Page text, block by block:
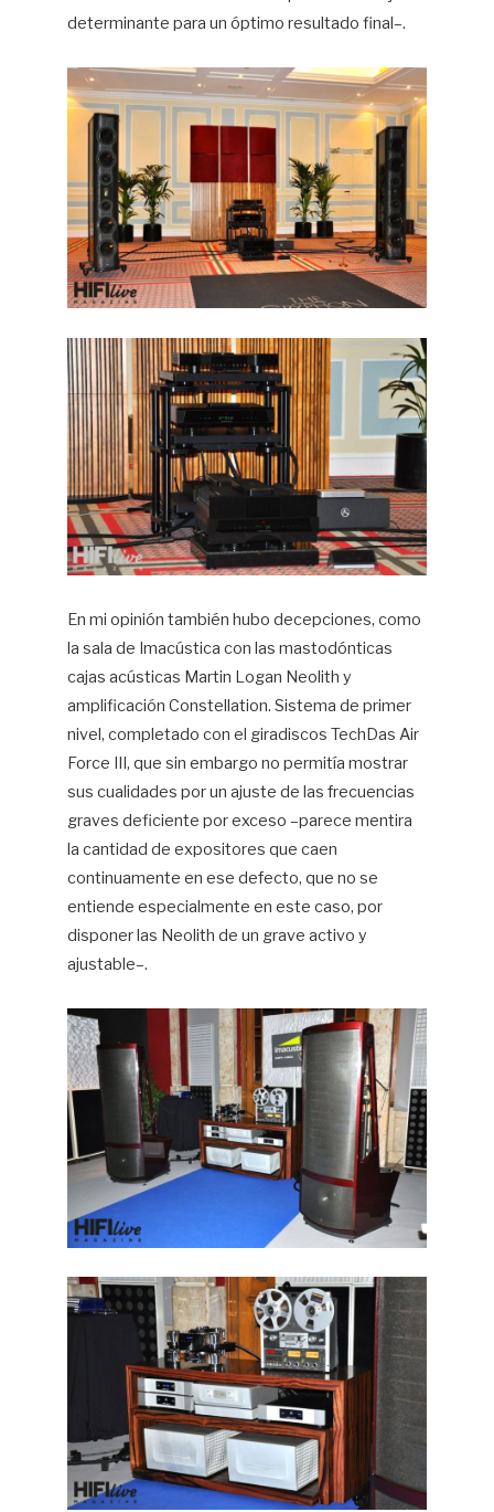
determinante para un óptimo resultado final–.
En mi opinión también hubo decepciones, como
la sala de Imacústica con las mastodónticas
cajas acústicas Martin Logan Neolith y
amplificación Constellation. Sistema de primer
nivel, completado con el giradiscos TechDas Air
Force III, que sin embargo no permitía mostrar
sus cualidades por un ajuste de las frecuencias
graves deficiente por exceso –parece mentira
la cantidad de expositores que caen
continuamente en ese defecto, que no se
entiende especialmente en este caso, por
disponer las Neolith de un grave activo y
ajustable–.